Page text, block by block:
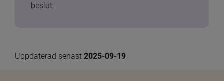
beslut.
Uppdaterad senast 2025-09-19